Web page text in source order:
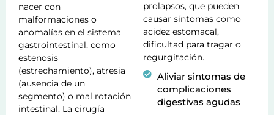
nacer con
malformaciones o
anomalías en el sistema
gastrointestinal, como
estenosis
(estrechamiento), atresia
(ausencia de un
segmento) o mal rotación
intestinal. La cirugía
prolapsos, que pueden
causar síntomas como
acidez estomacal,
dificultad para tragar o
regurgitación.
Aliviar sintomas de
complicaciones
digestivas agudas